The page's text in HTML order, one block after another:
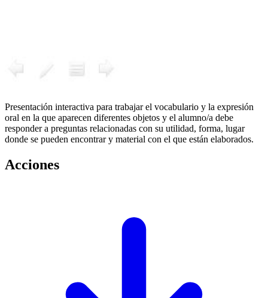
Presentación interactiva para trabajar el vocabulario y la expresión
oral en la que aparecen diferentes objetos y el alumno/a debe
responder a preguntas relacionadas con su utilidad, forma, lugar
donde se pueden encontrar y material con el que están elaborados.
Acciones